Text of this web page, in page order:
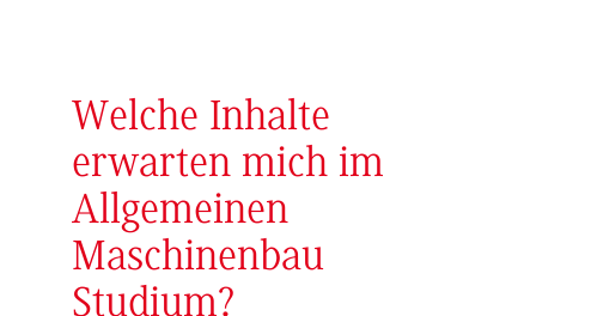
Welche Inhalte
erwarten mich im
Allgemeinen
Maschinenbau
Studium?